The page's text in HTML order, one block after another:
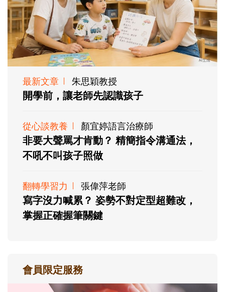
最新文章 朱思穎教授
開學前，讓老師先認識孩子
從心談教養 顏宜婷語言治療師
非要大聲罵才肯動？ 精簡指令溝通法，
不吼不叫孩子照做
翻轉學習力 張偉萍老師
寫字沒力喊累？ 姿勢不對定型超難改，
掌握正確握筆關鍵
會員限定服務